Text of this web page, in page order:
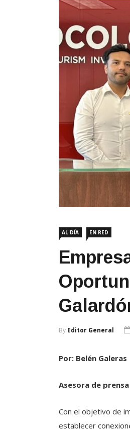
AL DÍA EN RED
By Editor General
Por: Belén Galeras
Asesora de prensa
Con el objetivo de
establecer